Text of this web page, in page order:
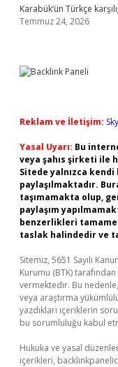
Karabük’ün Türkçe
Temmuz 24, 2026
Reklam ve İletişim:
Yasal Uyarı: Bu
veya şahıs şirketi ile
Sitede yalnızca kendi
paylaşılmaktadır.
taşımamakta olup,
paylaşım
benzerlikleri
taslak halindedir ve
Sitemiz, 5651 Sayılı
Kurumu (BTK)
vermektedir. Bu
veya araştırma
yazdıkları içeriklerin
bu sorumluluğu kabul
Hukuka ve yasal
içerikleri,